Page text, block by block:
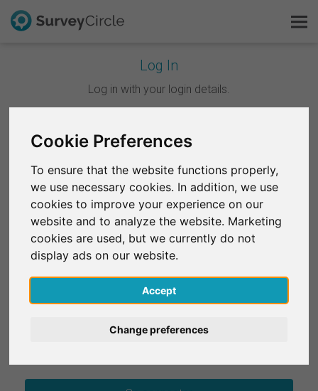
Cookie Preferences
To ensure that the website functions properly,
we use necessary cookies. In addition, we use
cookies to improve your experience on our
website and to analyze the website. Marketing
cookies are used, but we currently do not
display ads on our website.
Accept
Change preferences
Log In
Log in with your login details.
Continuer avec Google
Continuer avec Facebook
OU
E-mail*
Mot de passe*
C'est SurveyCircle
FAQ
S'inscrire gratuitement
S'inscrire
English
Deutsch